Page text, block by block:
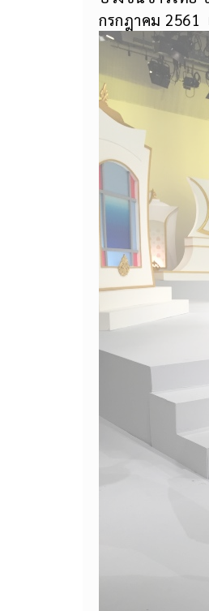
กรกฎาคม 2561